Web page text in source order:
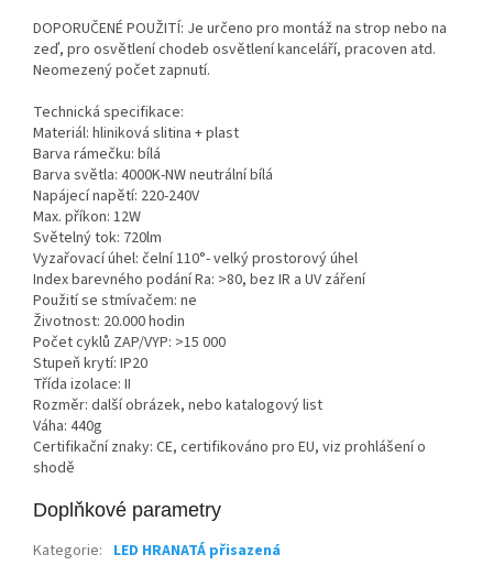
DOPORUČENÉ POUŽITÍ: Je určeno pro montáž na strop nebo na
zeď, pro osvětlení chodeb osvětlení kanceláří, pracoven atd.
Neomezený počet zapnutí.
Technická specifikace:
Materiál: hliniková slitina + plast
Barva rámečku: bílá
Barva světla: 4000K-NW neutrální bílá
Napájecí napětí: 220-240V
Max. příkon: 12W
Světelný tok: 720lm
Vyzařovací úhel: čelní 110°- velký prostorový úhel
Index barevného podání Ra: >80, bez IR a UV záření
Použití se stmívačem: ne
Životnost: 20.000 hodin
Počet cyklů ZAP/VYP: >15 000
Stupeň krytí: IP20
Třída izolace: II
Rozměr: další obrázek, nebo katalogový list
Váha: 440g
Certifikační znaky: CE, certifikováno pro EU, viz prohlášení o
shodě
Doplňkové parametry
Kategorie: LED HRANATÁ přisazená